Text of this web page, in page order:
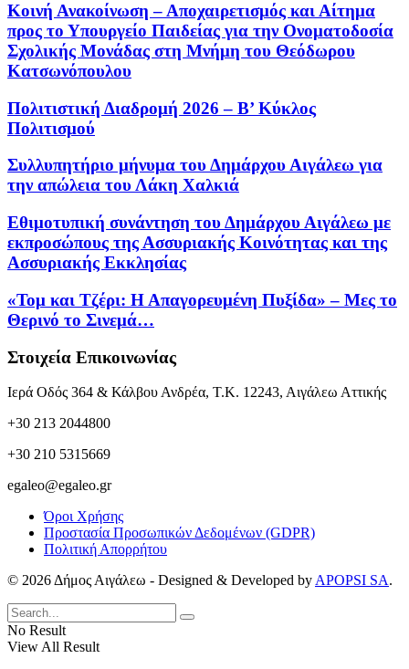
Κοινή Ανακοίνωση – Αποχαιρετισμός και Αίτημα
προς το Υπουργείο Παιδείας για την Ονοματοδοσία
Σχολικής Μονάδας στη Μνήμη του Θεόδωρου
Κατσωνόπουλου
Πολιτιστική Διαδρομή 2026 – Β’ Κύκλος
Πολιτισμού
Συλλυπητήριο μήνυμα του Δημάρχου Αιγάλεω για
την απώλεια του Λάκη Χαλκιά
Εθιμοτυπική συνάντηση του Δημάρχου Αιγάλεω με
εκπροσώπους της Ασσυριακής Κοινότητας και της
Ασσυριακής Εκκλησίας
«Τομ και Τζέρι: Η Απαγορευμένη Πυξίδα» – Μες το
Θερινό το Σινεμά…
Στοιχεία Επικοινωνίας
Ιερά Οδός 364 & Κάλβου Ανδρέα, Τ.Κ. 12243, Αιγάλεω Αττικής
+30 213 2044800
+30 210 5315669
egaleo@egaleo.gr
Όροι Χρήσης
Προστασία Προσωπικών Δεδομένων (GDPR)
Πολιτική Απορρήτου
© 2026 Δήμος Αιγάλεω - Designed & Developed by APOPSI SA.
No Result
View All Result